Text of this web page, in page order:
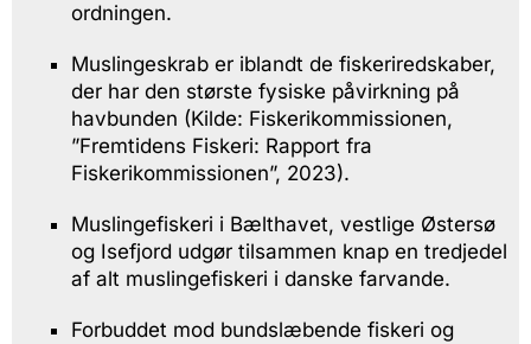
ordningen.
Muslingeskrab er iblandt de fiskeriredskaber,
der har den største fysiske påvirkning på
havbunden (Kilde: Fiskerikommissionen,
”Fremtidens Fiskeri: Rapport fra
Fiskerikommissionen”, 2023).
Muslingefiskeri i Bælthavet, vestlige Østersø
og Isefjord udgør tilsammen knap en tredjedel
af alt muslingefiskeri i danske farvande.
Forbuddet mod bundslæbende fiskeri og